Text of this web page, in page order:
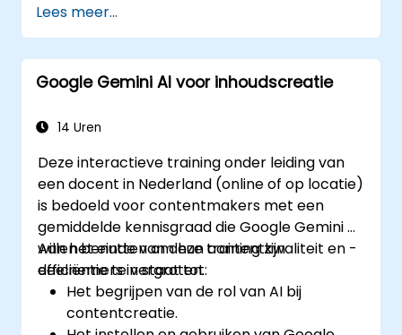
natuurlijke taalvragen.
Patronen in data identificeren en
erinzichten uit halen.
Overtuigende data-visualisaties maken.
overbrengen op anderen.
Lees meer...
Google Gemini AI voor inhoudscreatie
14 Uren
Deze interactieve training onder leiding van
een docent in Nederland (online of op locatie)
is bedoeld voor contentmakers met een
gemiddelde kennisgraad die Google Gemini AI
willen benutten om hun contentkwaliteit en -
efficiëntie te vergroten.
Aan het einde van deze training zijn
deelnemers in staat tot:
Het begrijpen van de rol van AI bij
contentcreatie.